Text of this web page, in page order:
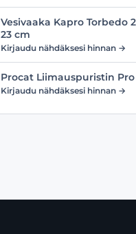
Vesivaaka Kapro Torbedo
23 cm
Kirjaudu nähdäksesi hinnan →
Procat Liimauspuristin
Kirjaudu nähdäksesi hinnan →